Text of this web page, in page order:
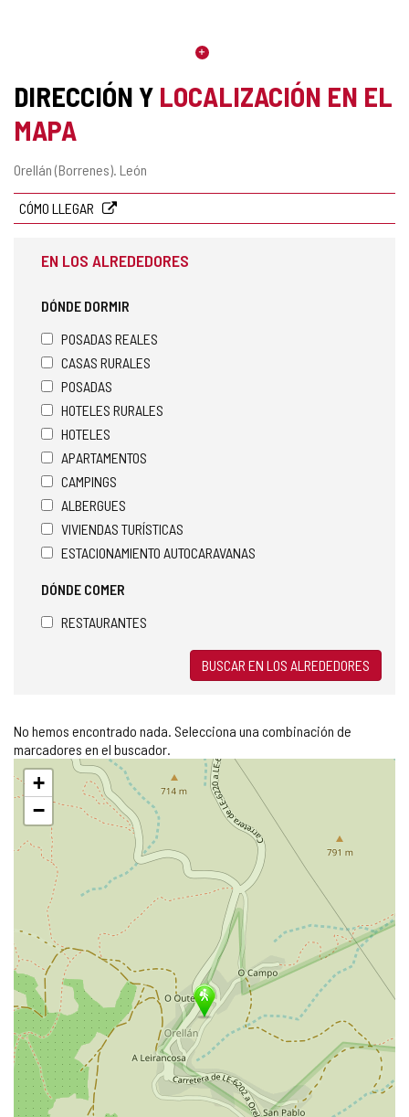
DIRECCIÓN Y LOCALIZACIÓN EN EL
MAPA
Dirección
Orellán (Borrenes). León
CÓMO LLEGAR
EN LOS ALREDEDORES
DÓNDE DORMIR
POSADAS REALES
CASAS RURALES
POSADAS
HOTELES RURALES
HOTELES
APARTAMENTOS
CAMPINGS
ALBERGUES
VIVIENDAS TURÍSTICAS
ESTACIONAMIENTO AUTOCARAVANAS
DÓNDE COMER
RESTAURANTES
BUSCAR EN LOS ALREDEDORES
No hemos encontrado nada. Selecciona una combinación de
marcadores en el buscador.
Saltar
mapa
+
−